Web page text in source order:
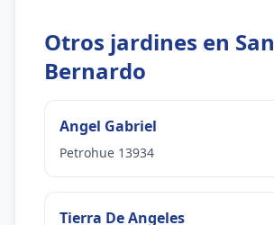
Otros jardines en San
Bernardo
Angel Gabriel
Petrohue 13934
Tierra De Angeles